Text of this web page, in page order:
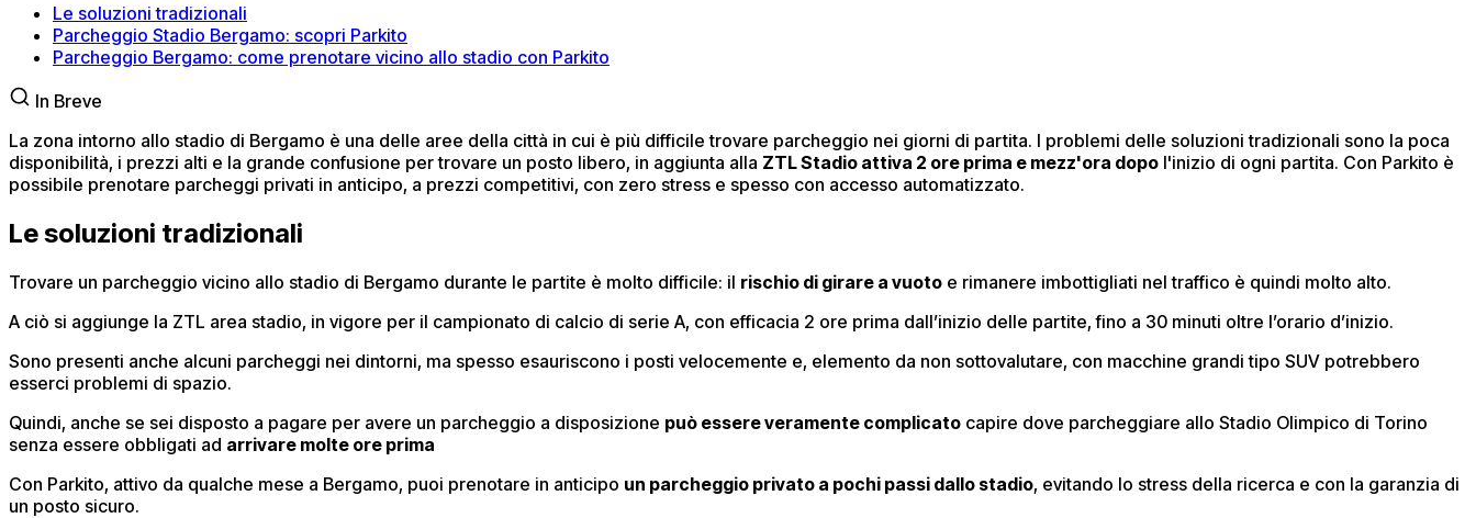
Le soluzioni tradizionali
Parcheggio Stadio Bergamo: scopri Parkito
Parcheggio Bergamo: come prenotare vicino allo stadio con Parkito
In Breve
La zona intorno allo stadio di Bergamo è una delle aree della città in cui è più difficile trovare parcheggio nei giorni di partita. I problemi delle soluzioni tradizionali sono la poca
disponibilità, i prezzi alti e la grande confusione per trovare un posto libero, in aggiunta alla ZTL Stadio attiva 2 ore prima e mezz'ora dopo l'inizio di ogni partita. Con Parkito è
possibile prenotare parcheggi privati in anticipo, a prezzi competitivi, con zero stress e spesso con accesso automatizzato.
Le soluzioni tradizionali
Trovare un parcheggio vicino allo stadio di Bergamo durante le partite è molto difficile: il rischio di girare a vuoto e rimanere imbottigliati nel traffico è quindi molto alto.
A ciò si aggiunge la ZTL area stadio, in vigore per il campionato di calcio di serie A, con efficacia 2 ore prima dall’inizio delle partite, fino a 30 minuti oltre l’orario d’inizio.
Sono presenti anche alcuni parcheggi nei dintorni, ma spesso esauriscono i posti velocemente e, elemento da non sottovalutare, con macchine grandi tipo SUV potrebbero
esserci problemi di spazio.
Quindi, anche se sei disposto a pagare per avere un parcheggio a disposizione può essere veramente complicato capire dove parcheggiare allo Stadio Olimpico di Torino
senza essere obbligati ad arrivare molte ore prima
Con Parkito, attivo da qualche mese a Bergamo, puoi prenotare in anticipo un parcheggio privato a pochi passi dallo stadio, evitando lo stress della ricerca e con la garanzia di
un posto sicuro.